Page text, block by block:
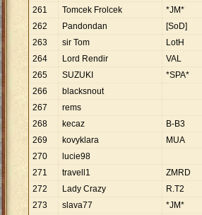
261
Tomcek Frolcek *JM*
262
Pandondan [SoD]
263
sir Tom LotH
264
Lord Rendir VAL
265
SUZUKI *SPA*
266
blacksnout
267
rems
268
kecaz B-B3
269
kovyklara MUA
270
lucie98
271
travell1 ZMRD
272
Lady Crazy R.T2
273
slava77 *JM*